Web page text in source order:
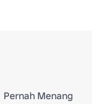
Pernah Menang